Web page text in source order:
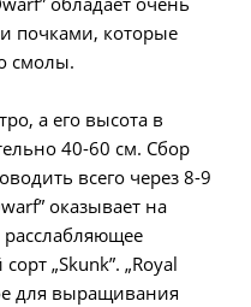
почками, которые
смолы.
а его высота в
40-60 см. Сбор
всего через 8-9
оказывает на
„Skunk”. „Royal
для выращивания